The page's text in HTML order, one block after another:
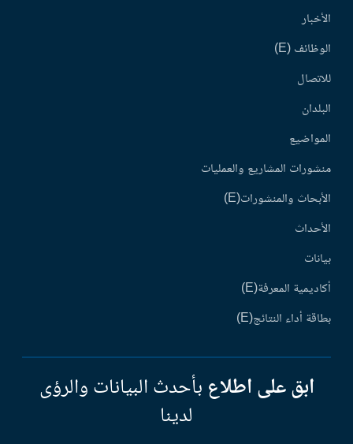
الأخبار
الوظائف (E)
للاتصال
البلدان
المواضيع
منشورات المشاريع والعمليات
الأبحاث والمنشورات(E)
الأحداث
بيانات
أكاديمية المعرفة(E)
بطاقة أداء النتائج(E)
ابق على اطلاعبأحدث البيانات والرؤى
لدينا